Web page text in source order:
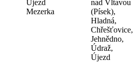
Újezd
Mezerka
nad Vltavou
(Písek),
Hladná,
Chřešťovice,
Jehnědno,
Údraž,
Újezd